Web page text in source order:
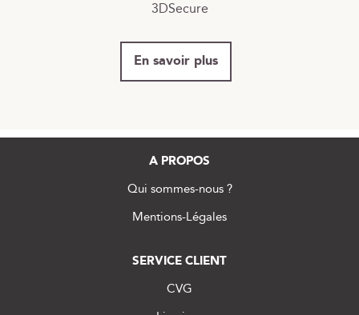
3DSecure
En savoir plus
A PROPOS
Qui sommes-nous ?
Mentions-Légales
SERVICE CLIENT
CVG